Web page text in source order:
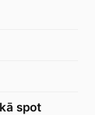
spot